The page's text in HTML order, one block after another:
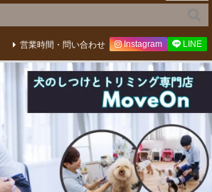
営業時間・問い合わせ Instagram LINE